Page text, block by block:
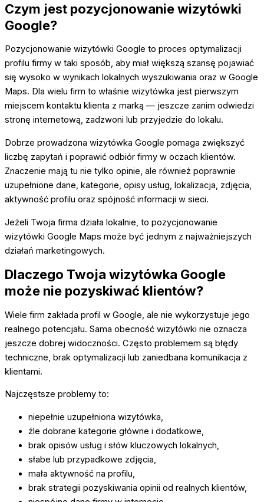
Czym jest pozycjonowanie wizytówki
Google?
Pozycjonowanie wizytówki Google to proces optymalizacji
profilu firmy w taki sposób, aby miał większą szansę pojawiać
się wysoko w wynikach lokalnych wyszukiwania oraz w Google
Maps. Dla wielu firm to właśnie wizytówka jest pierwszym
miejscem kontaktu klienta z marką — jeszcze zanim odwiedzi
stronę internetową, zadzwoni lub przyjedzie do lokalu.
Dobrze prowadzona wizytówka Google pomaga zwiększyć
liczbę zapytań i poprawić odbiór firmy w oczach klientów.
Znaczenie mają tu nie tylko opinie, ale również poprawnie
uzupełnione dane, kategorie, opisy usług, lokalizacja, zdjęcia,
aktywność profilu oraz spójność informacji w sieci.
Jeżeli Twoja firma działa lokalnie, to pozycjonowanie
wizytówki Google Maps może być jednym z najważniejszych
działań marketingowych.
Dlaczego Twoja wizytówka Google
może nie pozyskiwać klientów?
Wiele firm zakłada profil w Google, ale nie wykorzystuje jego
realnego potencjału. Sama obecność wizytówki nie oznacza
jeszcze dobrej widoczności. Często problemem są błędy
techniczne, brak optymalizacji lub zaniedbana komunikacja z
klientami.
Najczęstsze problemy to:
niepełnie uzupełniona wizytówka,
źle dobrane kategorie główne i dodatkowe,
brak opisów usług i słów kluczowych lokalnych,
słabe lub przypadkowe zdjęcia,
mała aktywność na profilu,
brak strategii pozyskiwania opinii od realnych klientów,